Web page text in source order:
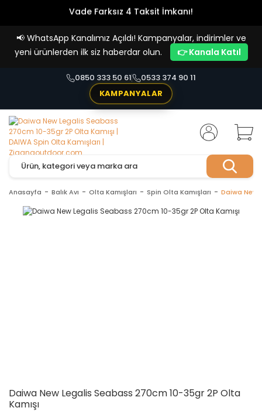
Vade Farksız 4 Taksit İmkanı!
📢 WhatsApp Kanalımız Açıldı! Kampanyalar, indirimler ve
yeni ürünlerden ilk siz haberdar olun.
👉 Kanala Katıl
0850 333 50 61
0533 374 90 11
KAMPANYALAR
Anasayfa Balık Avı Olta Kamışları Spin Olta Kamışları Daiwa New
Daiwa New Legalis Seabass 270cm 10-35gr 2P Olta
Kamışı